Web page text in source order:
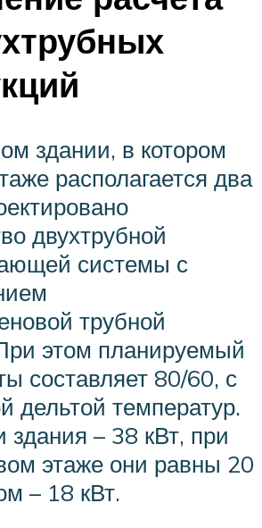
здании, в котором
располагается два
двухтрубной
системы с
трубной
этом планируемый
составляет 80/60, с
дельтой температур.
здания – 38 кВт, при
этаже они равны 20
– 18 кВт.